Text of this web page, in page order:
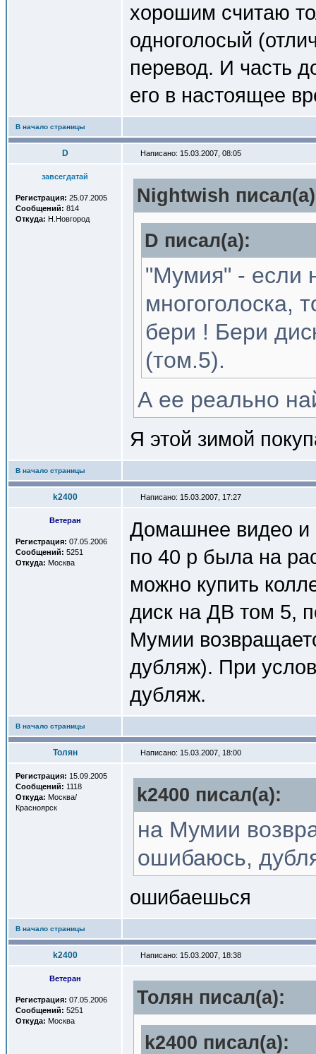
хорошим считаю
одноголосый
перевод. И часть
его в настоящее
В начало страницы
D Написано: 15.03.2007, 08:05
завсегдатай
Регистрация: 25.07.2005
Сообщений: 814
Откуда: Н.Новгород
Nightwish
D писал(a):
"Мумия" - если
многоголоска,
бери ! Бери
(том.5).
А ее реально
Я этой зимой
В начало страницы
k2400 Написано: 15.03.2007, 17:27
Ветеран
Регистрация: 07.05.2006
Сообщений: 5251
Откуда: Москва
Домашнее видео и
по 40 р была на
можно купить
диск на ДВ том 5,
Мумии
дубляж). При
дубляж.
В начало страницы
Толян Написано: 15.03.2007, 18:00
Регистрация: 15.09.2005
Сообщений: 1118
Откуда: Москва/
Красноярск
k2400 писал(a):
на Мумии
ошибаюсь,
ошибаешься
В начало страницы
k2400 Написано: 15.03.2007, 18:38
Ветеран
Регистрация: 07.05.2006
Сообщений: 5251
Откуда: Москва
Толян писал(a):
k2400 писал(a):